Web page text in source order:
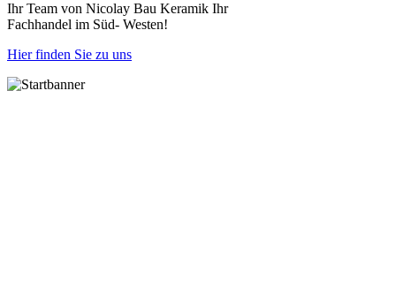
Ihr Team von Nicolay Bau Keramik Ihr
Fachhandel im Süd- Westen!
Hier finden Sie zu uns